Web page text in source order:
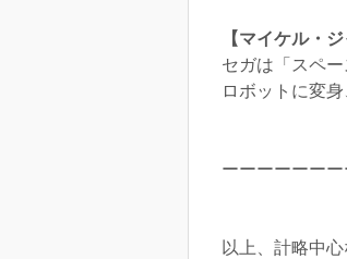
【マイケル・
セガは「スペ
ロボットに変
ーーーーーーー
以上、計略中